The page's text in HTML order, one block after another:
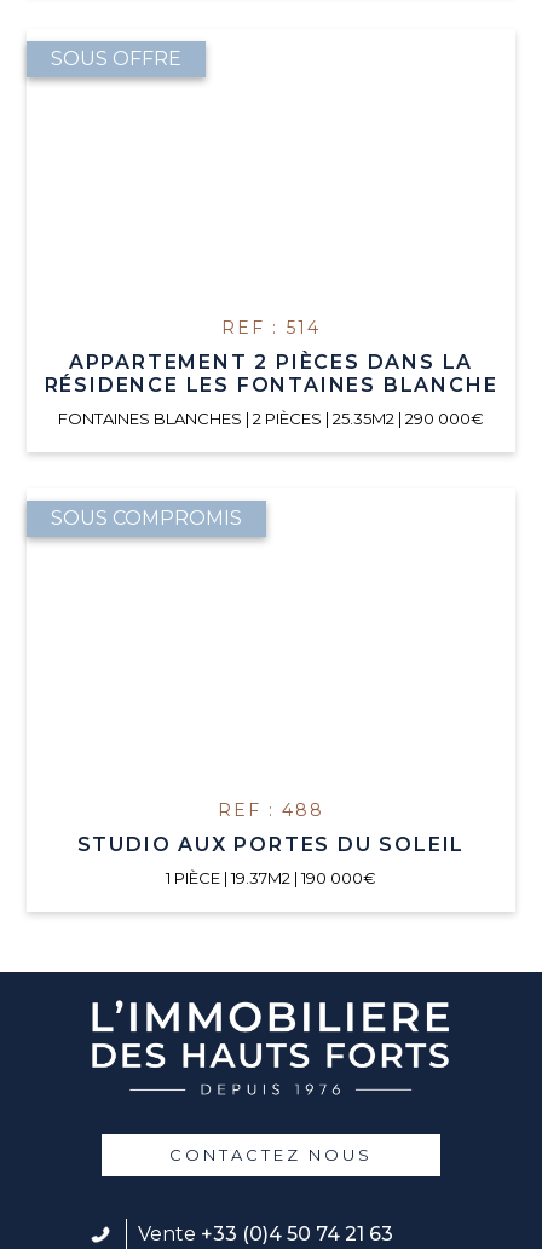
SOUS OFFRE
REF : 514
APPARTEMENT 2 PIÈCES DANS LA
RÉSIDENCE LES FONTAINES BLANCHE
FONTAINES BLANCHES | 2 PIÈCES | 25.35M2 | 290 000€
SOUS COMPROMIS
REF : 488
STUDIO AUX PORTES DU SOLEIL
1 PIÈCE | 19.37M2 | 190 000€
Vente +33 (0)4 50 74 21 63
CONTACTEZ NOUS